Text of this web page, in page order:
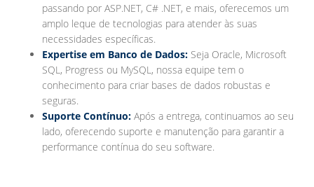
passando por ASP.NET, C# .NET, e mais, oferecemos um
amplo leque de tecnologias para atender às suas
necessidades específicas.
Expertise em Banco de Dados: Seja Oracle, Microsoft
SQL, Progress ou MySQL, nossa equipe tem o
conhecimento para criar bases de dados robustas e
seguras.
Suporte Contínuo: Após a entrega, continuamos ao seu
lado, oferecendo suporte e manutenção para garantir a
performance contínua do seu software.